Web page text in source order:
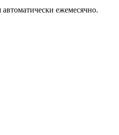
ежемесячно.